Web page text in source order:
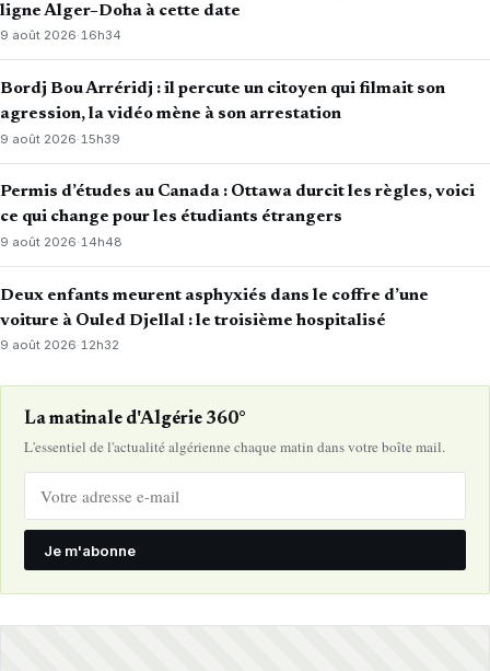
ligne Alger–Doha à cette date
9 août 2026·16h34
Bordj Bou Arréridj : il percute un citoyen qui filmait son
agression, la vidéo mène à son arrestation
9 août 2026· 15h39
Permis d’études au Canada : Ottawa durcit les règles, voici
ce qui change pour les étudiants étrangers
9 août 2026·14h48
Deux enfants meurent asphyxiés dans le coffre d’une
voiture à Ouled Djellal : le troisième hospitalisé
9 août 2026·12h32
La matinale d'Algérie 360°
L'essentiel de l'actualité algérienne chaque matin dans votre boîte mail.
Je m'abonne